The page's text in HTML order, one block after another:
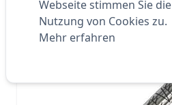
Webseite stimmen Sie die
Nutzung von Cookies zu.
Mehr erfahren